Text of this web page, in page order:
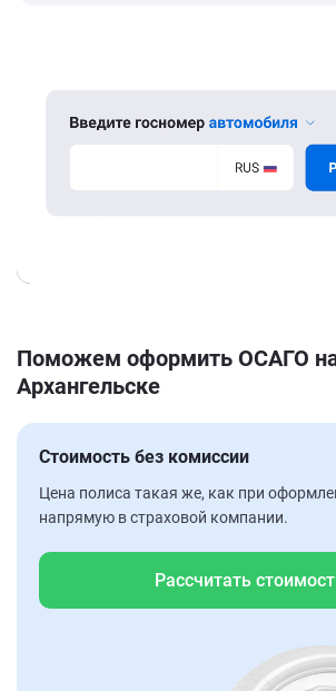
Поможем оформить ОСАГО
Архангельске
Стоимость без комиссии
Цена полиса такая же, как при
напрямую в страховой компании.
Рассчитать